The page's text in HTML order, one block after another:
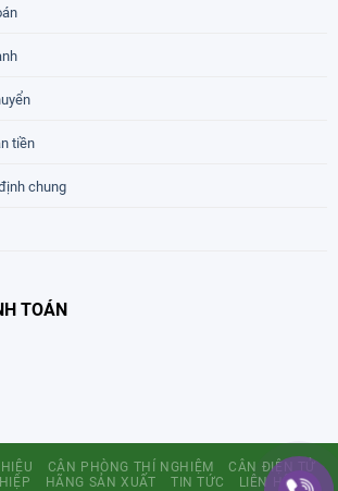
tiền
chung
TOÁN
CÂN PHÒNG THÍ NGHIỆM
CÂN ĐIỆN TỬ
HÃNG SẢN XUẤT TIN TỨC LIÊN HỆ